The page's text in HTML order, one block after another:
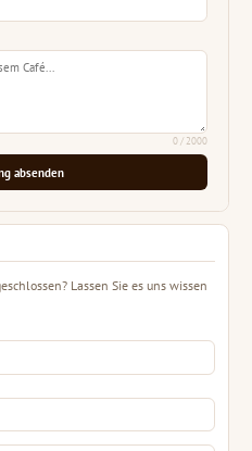
0/ 2000
absenden
Lassen Sie es uns wissen